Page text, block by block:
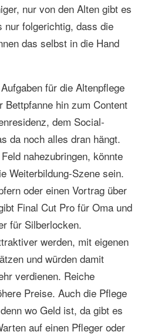
nur von den Alten gibt es
nur folgerichtig, dass die
das selbst in die Hand
für die Altenpflege
Bettpfanne hin zum Content
dem Social-
da noch alles dran hängt.
nahezubringen, könnte
Weiterbildung-Szene sein.
oder einen Vortrag über
Final Cut Pro für Oma und
für Silberlocken.
werden, mit eigenen
und würden damit
verdienen. Reiche
Preise. Auch die Pflege
wo Geld ist, da gibt es
auf einen Pfleger oder